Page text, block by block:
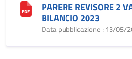
PARERE REVISORE 2
BILANCIO 2023
Data pubblicazione : 13/05/